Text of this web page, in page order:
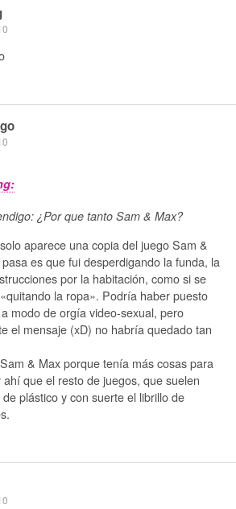
¿Por que tanto Sam & Max?
aparece una copia del juego Sam &
es que fui desperdigando la funda, la
por la habitación, como si se
la ropa». Podría haber puesto
modo de orgía video-sexual, pero
el mensaje (xD) no habría quedado tan
& Max porque tenía más cosas para
que el resto de juegos, que suelen
plástico y con suerte el librillo de